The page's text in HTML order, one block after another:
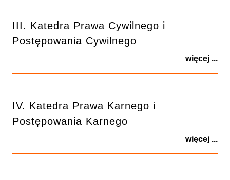
III. Katedra Prawa Cywilnego i
Postępowania Cywilnego
więcej ...
IV. Katedra Prawa Karnego i
Postępowania Karnego
więcej ...